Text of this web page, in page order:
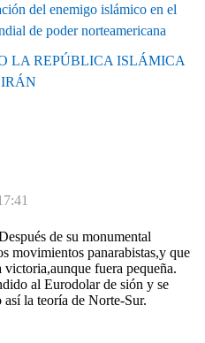
del enemigo islámico en el
de poder norteamericana
LA REPÚBLICA ISLÁMICA
de su monumental
movimientos panarabistas,y que
victoria,aunque fuera pequeña.
al Eurodolar de sión y se
la teoría de Norte-Sur.